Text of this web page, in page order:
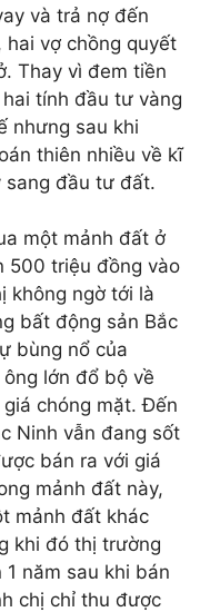
và trả nợ đến
hai vợ chồng quyết
Thay vì đem tiền
tính đầu tư vàng
nhưng sau khi
thiên nhiều về kĩ
sang đầu tư đất.
một mảnh đất ở
500 triệu đồng vào
không ngờ tới là
bất động sản Bắc
bùng nổ của
lớn đổ bộ về
chóng mặt. Đến
Ninh vẫn đang sốt
bán ra với giá
mảnh đất này,
mảnh đất khác
khi đó thị trường
năm sau khi bán
chị chỉ thu được